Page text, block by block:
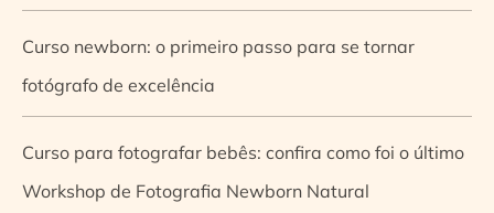
Curso newborn: o primeiro passo para se tornar
fotógrafo de excelência
Curso para fotografar bebês: confira como foi o último
Workshop de Fotografia Newborn Natural